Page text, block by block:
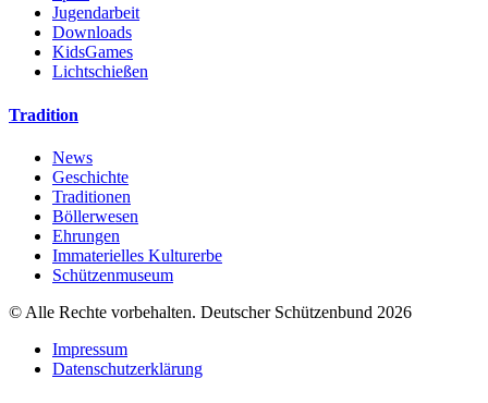
Jugendarbeit
Downloads
KidsGames
Lichtschießen
Tradition
News
Geschichte
Traditionen
Böllerwesen
Ehrungen
Immaterielles Kulturerbe
Schützenmuseum
© Alle Rechte vorbehalten. Deutscher Schützenbund 2026
Impressum
Datenschutzerklärung